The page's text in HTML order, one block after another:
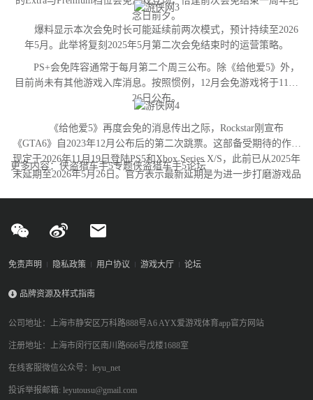
念日前夕。
爆料显示本次会免时长可能延续前两次模式，预计持续至2026
年5月。此举将复刻2025年5月第二次会免结束时的运营策略。
PS+会免阵容通常于每月第二个周三公布。除《给他爱5》外，
目前尚未有其他游戏入库消息。按照惯例，12月会免游戏将于11月
26日公布。
《给他爱5》再度会免的消息传出之际，Rockstar刚宣布
《GTA6》自2023年12月公布后的第二次跳票。这部备受期待的作品
现定于2026年11月19日登陆PS5和Xbox Series X/S，此前已从2025年
末延期至2026年5月26日。官方表示最新延期是为进一步打磨游戏品
更多内容：侠盗猎车手5专题侠盗猎车手5论坛
免责声明 隐私政策 用户协议 游戏大厅 论坛
品牌资源及样式指南
公司地址：上海市静安区万科路888号A6 AYX爱游戏体育app官方网站
注册地址：上海市闵行区南川路666号戊楼1688室
在线客服微信公众号：leyu_net
投诉举报邮箱: leyutousu@gmail.com